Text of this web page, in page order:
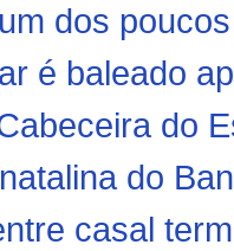
dos
é baleado
do
do
casal